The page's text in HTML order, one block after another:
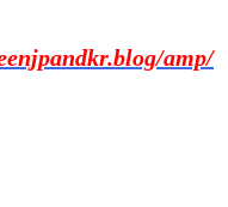
amp/